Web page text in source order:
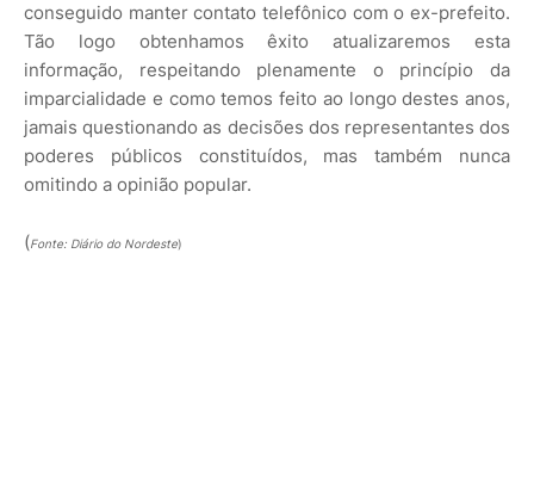
conseguido manter contato telefônico com o ex-prefeito.
Tão logo obtenhamos êxito atualizaremos esta
informação, respeitando plenamente o princípio da
imparcialidade e como temos feito ao longo destes anos,
jamais questionando as decisões dos representantes dos
poderes públicos constituídos, mas também nunca
omitindo a opinião popular.
(Fonte: Diário do Nordeste)